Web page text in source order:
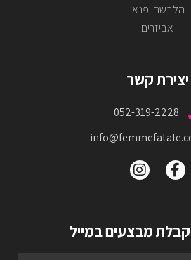
הלבשה ופנאי
אביזרים
יצירת קשר
052-319-2228
מבצעים במייל